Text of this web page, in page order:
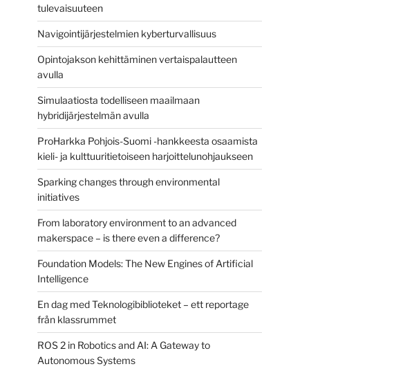
tulevaisuuteen
Navigointijärjestelmien kyberturvallisuus
Opintojakson kehittäminen vertaispalautteen
avulla
Simulaatiosta todelliseen maailmaan
hybridijärjestelmän avulla
ProHarkka Pohjois-Suomi -hankkeesta osaamista
kieli- ja kulttuuritietoiseen harjoittelunohjaukseen
Sparking changes through environmental
initiatives
From laboratory environment to an advanced
makerspace – is there even a difference?
Foundation Models: The New Engines of Artificial
Intelligence
En dag med Teknologibiblioteket – ett reportage
från klassrummet
ROS 2 in Robotics and AI: A Gateway to
Autonomous Systems